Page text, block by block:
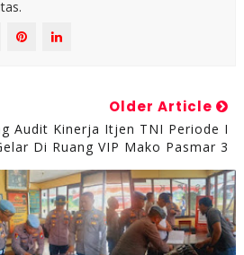
Older Article
Audit Kinerja Itjen TNI Periode I
Di Ruang VIP Mako Pasmar 3